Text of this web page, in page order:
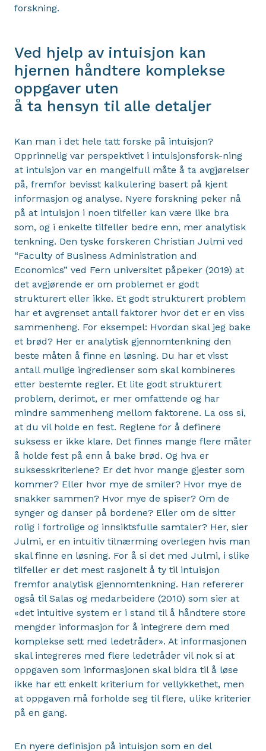
forskning.
Ved hjelp av intuisjon kan
hjernen håndtere komplekse
oppgaver uten
å ta hensyn til alle detaljer
Kan man i det hele tatt forske på intuisjon?
Opprinnelig var perspektivet i intuisjonsforsk-ning
at intuisjon var en mangelfull måte å ta avgjørelser
på, fremfor bevisst kalkulering basert på kjent
informasjon og analyse. Nyere forskning peker nå
på at intuisjon i noen tilfeller kan være like bra
som, og i enkelte tilfeller bedre enn, mer analytisk
tenkning. Den tyske forskeren Christian Julmi ved
“Faculty of Business Administration and
Economics” ved Fern universitet påpeker (2019) at
det avgjørende er om problemet er godt
strukturert eller ikke. Et godt strukturert problem
har et avgrenset antall faktorer hvor det er en viss
sammenheng. For eksempel: Hvordan skal jeg bake
et brød? Her er analytisk gjennomtenkning den
beste måten å finne en løsning. Du har et visst
antall mulige ingredienser som skal kombineres
etter bestemte regler. Et lite godt strukturert
problem, derimot, er mer omfattende og har
mindre sammenheng mellom faktorene. La oss si,
at du vil holde en fest. Reglene for å definere
suksess er ikke klare. Det finnes mange flere måter
å holde fest på enn å bake brød. Og hva er
suksesskriteriene? Er det hvor mange gjester som
kommer? Eller hvor mye de smiler? Hvor mye de
snakker sammen? Hvor mye de spiser? Om de
synger og danser på bordene? Eller om de sitter
rolig i fortrolige og innsiktsfulle samtaler? Her, sier
Julmi, er en intuitiv tilnærming overlegen hvis man
skal finne en løsning. For å si det med Julmi, i slike
tilfeller er det mest rasjonelt å ty til intuisjon
fremfor analytisk gjennomtenkning. Han refererer
også til Salas og medarbeidere (2010) som sier at
«det intuitive system er i stand til å håndtere store
mengder informasjon for å integrere dem med
komplekse sett med ledetråder». At informasjonen
skal integreres med flere ledetråder vil nok si at
oppgaven som informasjonen skal bidra til å løse
ikke har ett enkelt kriterium for vellykkethet, men
at oppgaven må forholde seg til flere, ulike kriterier
på en gang.
En nyere definisjon på intuisjon som en del